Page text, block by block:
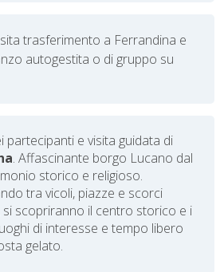
trasferimento a Ferrandina e
autogestita o di gruppo su
partecipanti e visita guidata di
. Affascinante borgo Lucano dal
storico e religioso.
tra vicoli, piazze e scorci
si scopriranno il centro storico e i
di interesse e tempo libero
gelato.